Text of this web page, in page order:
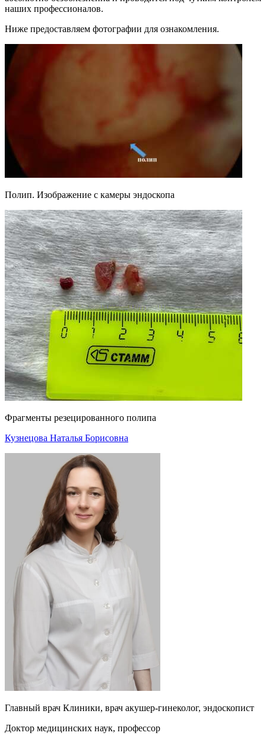
наших профессионалов.
Ниже предоставляем фотографии для ознакомления.
Полип. Изображение с камеры эндоскопа
Фрагменты резецированного полипа
Кузнецова Наталья Борисовна
Главный врач Клиники, врач акушер-гинеколог, эндоскопист
Доктор медицинских наук, профессор